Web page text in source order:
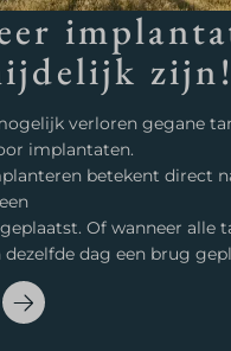
zijn!
verloren gegane
implantaten.
betekent direct
Of wanneer alle
dag een brug